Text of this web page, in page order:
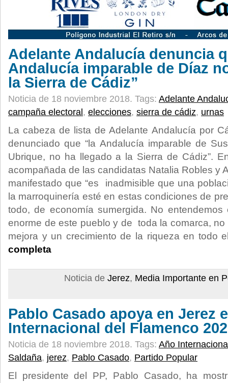
Adelante Andalucía denuncia
Andalucía imparable de Díaz
la Sierra de Cádiz”
Noticia de 18 noviembre 2018. Tags: Adelante
campaña electoral , elecciones, sierra de cádiz, urnas
La cabeza de lista de Adelante Andalucía por
denunciado que “la Andalucía imparable de
Ubrique, no ha llegado a la Sierra de Cádiz”.
acompañada de las candidatas Natalia Robles y
manifestado que “es inadmisible que una
la marroquinería esté en estas condiciones de
todo, de economía sumergida. No
enorme de este pueblo y de toda la comarca,
mejora y un crecimiento de la riqueza en todo
completa
Noticia de Jerez, Media Importante en
Pablo Casado apoya en Jerez
Internacional del Flamenco
Noticia de 18 noviembre 2018. Tags: Año
Saldaña, jerez, Pablo Casado, Partido Popular
El presidente del PP, Pablo Casado, ha